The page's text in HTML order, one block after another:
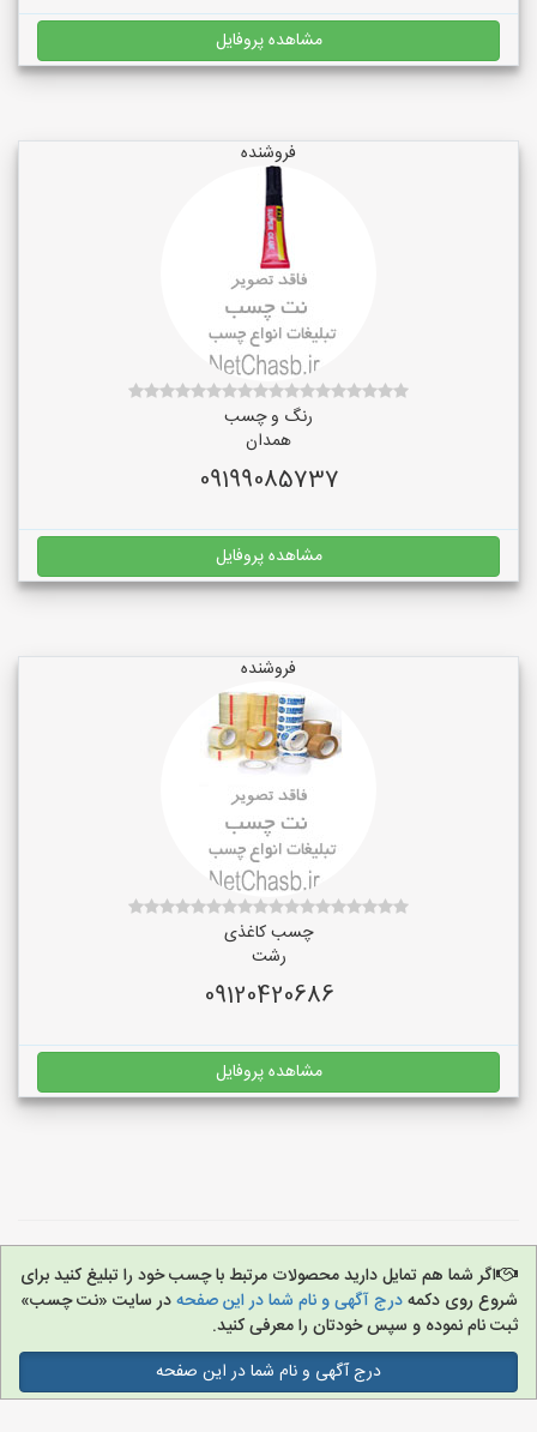
مشاهده پروفایل
فروشنده
رنگ و چسب
همدان
09199085737
مشاهده پروفایل
فروشنده
چسب کاغذی
رشت
09120420686
مشاهده پروفایل
اگر شما هم تمایل دارید محصولات مرتبط با چسب خود را تبلیغ کنید برای
شروع روی دکمهدرج آگهی و نام شما در این صفحهدر سایت «نت چسب»
ثبت نام نموده و سپس خودتان را معرفی کنید.
درج آگهی و نام شما در این صفحه